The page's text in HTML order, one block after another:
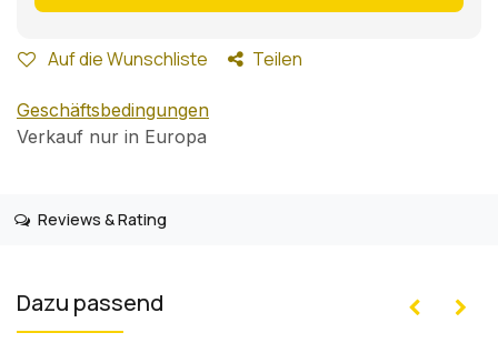
Auf die Wunschliste Teilen
Geschäftsbedingungen
Verkauf nur in Europa
Reviews & Rating
Dazu passend